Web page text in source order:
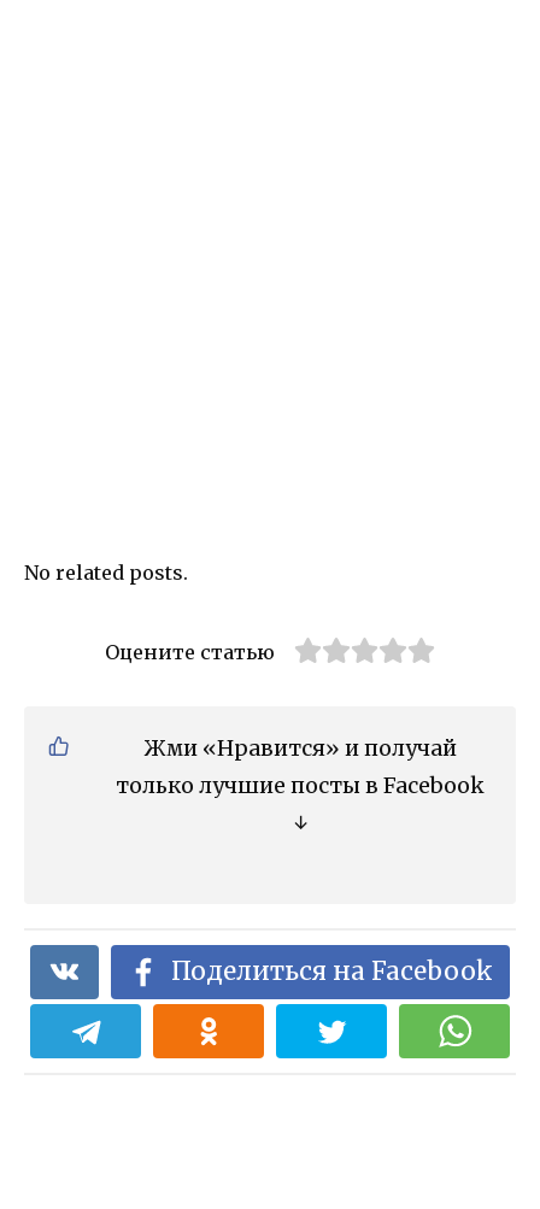
No related posts.
Оцените статью
Жми «Нравится» и получай
только лучшие посты в Facebook
↓
Поделиться на Facebook